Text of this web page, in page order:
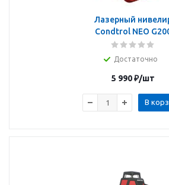
Лазерный
Condtrol NEO
Достаточно
5 990₽/шт
В